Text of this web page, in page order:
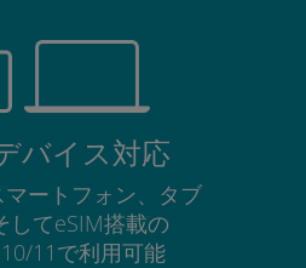
バイス対応
ートフォン、タブ
してeSIM搭載の
11で利用可能